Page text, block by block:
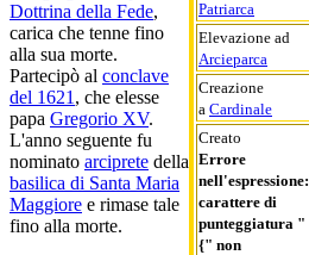
Patriarca
Elevazione ad
Arcieparca
Creazione
a Cardinale
Creato
Errore
nell'espressione:
carattere di
punteggiatura "
{" non
Dottrina della Fede,
carica che tenne fino
alla sua morte.
Partecipò al conclave
del 1621 , che elesse
papa Gregorio XV.
L'anno seguente fu
nominato arciprete della
basilica di Santa Maria
Maggiore e rimase tale
fino alla morte.